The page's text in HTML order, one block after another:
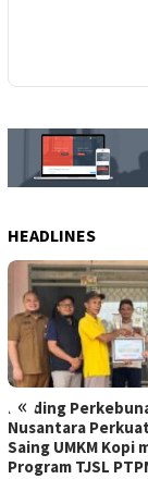
HEADLINES
«
Holding
Nusantara
Saing UMKM Kopi
Program TJSL